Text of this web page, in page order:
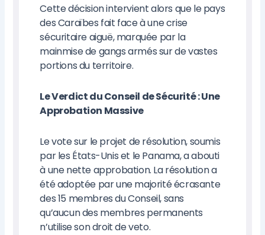
Cette décision intervient alors que le pays
des Caraïbes fait face à une crise
sécuritaire aiguë, marquée par la
mainmise de gangs armés sur de vastes
portions du territoire.
Le Verdict du Conseil de Sécurité : Une
Approbation Massive
Le vote sur le projet de résolution, soumis
par les États-Unis et le Panama, a abouti
à une nette approbation. La résolution a
été adoptée par une majorité écrasante
des 15 membres du Conseil, sans
qu’aucun des membres permanents
n’utilise son droit de veto.